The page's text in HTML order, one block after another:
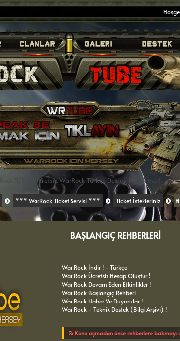
*** WarRock Ticket Servisi *** Ticket İstekleriniz
BAŞLANGIÇ REHBERLERI
War Rock İndir ! - Türkçe
War Rock Ücretsiz Hesap Oluştur !
War Rock Devam Eden Etkinlikler !
War Rock Başlangıç Rehberi
War Rock Haber Ve Duyurular !
War Rock - Teknik Destek (Bilgi Arşivi) !
Konu açmadan önce rehberlere bakmayı